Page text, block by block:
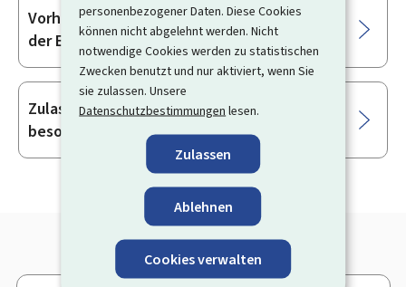
personenbezogener Daten. Diese Cookies
können nicht abgelehnt werden. Nicht
notwendige Cookies werden zu statistischen
Zwecken benutzt und nur aktiviert, wenn Sie
sie zulassen. Unsere
Datenschutzbestimmungen lesen.
Zulassen
Ablehnen
Cookies verwalten
Vorherige Einholung von Informationen bei
der ECHA
Zulassung für die Verwendung von
besorgniserregenden Stoffen